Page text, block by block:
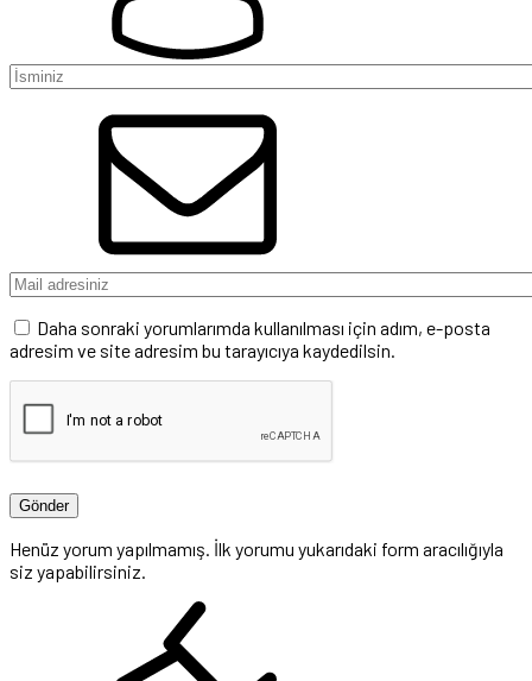
Daha sonraki yorumlarımda kullanılması için adım, e-posta
adresim ve site adresim bu tarayıcıya kaydedilsin.
Henüz yorum yapılmamış. İlk yorumu yukarıdaki form aracılığıyla
siz yapabilirsiniz.